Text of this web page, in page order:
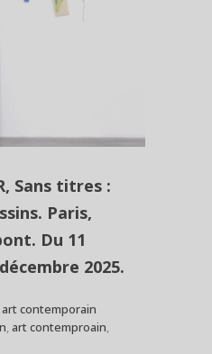
Sans titres :
Paris,
Du 11
2025.
art contemporain
, art contemproain,